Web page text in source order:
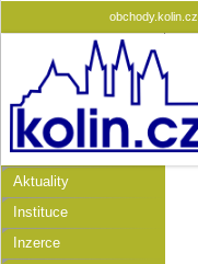
obchody.kolin.cz
Aktuality
Instituce
Inzerce